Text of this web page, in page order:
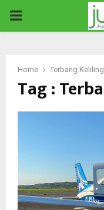
PRIMARY
Home Terbang
Tag :